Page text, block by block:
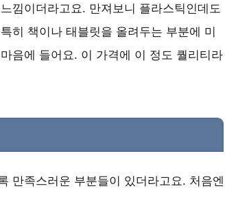
낌이더라고요. 만져보니 플라스틱인데도
히 책이나 태블릿을 올려두는 부분에 미
음에 들어요. 이 가격에 이 정도 퀄리티라
만족스러운 부분들이 있더라고요. 처음엔